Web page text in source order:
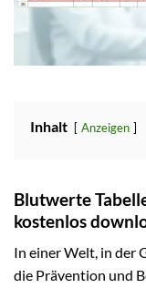
Inhalt Anzeigen
Blutwerte
kostenlos
In einer Welt, in der
die Prävention und